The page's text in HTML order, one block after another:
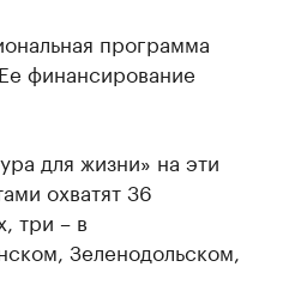
программа
финансирование
для жизни» на эти
охватят 36
три – в
Зеленодольском,